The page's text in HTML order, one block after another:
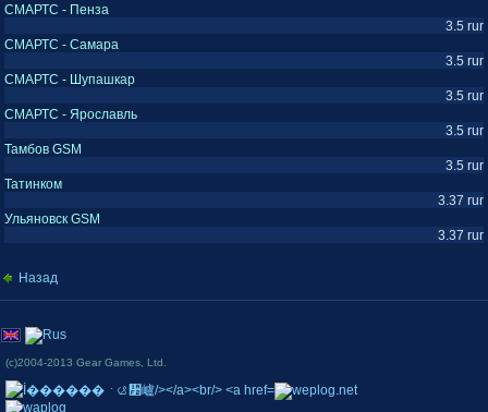
СМАРТС - Пенза
3.5 rur
СМАРТС - Самара
3.5 rur
СМАРТС - Шупашкар
3.5 rur
СМАРТС - Ярославль
3.5 rur
Тамбов GSM
3.5 rur
Татинком
3.37 rur
Ульяновск GSM
3.37 rur
Назад
(c)2004-2013 Gear Games, Ltd.